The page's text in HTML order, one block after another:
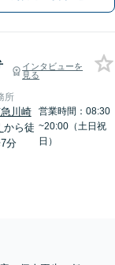
インタビューを
見る
所
川崎
から徒
分
営業時間：08:30
~20:00（土日祝
日）